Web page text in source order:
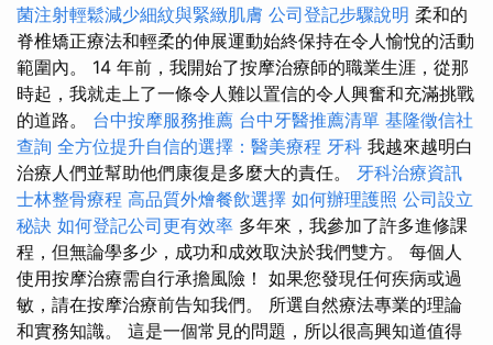
菌注射輕鬆減少細紋與緊緻肌膚 公司登記步驟說明 柔和的
脊椎矯正療法和輕柔的伸展運動始終保持在令人愉悅的活動
範圍內。 14 年前，我開始了按摩治療師的職業生涯，從那
時起，我就走上了一條令人難以置信的令人興奮和充滿挑戰
的道路。 台中按摩服務推薦 台中牙醫推薦清單 基隆徵信社
查詢 全方位提升自信的選擇：醫美療程 牙科 我越來越明白
治療人們並幫助他們康復是多麼大的責任。 牙科治療資訊
士林整骨療程 高品質外燴餐飲選擇 如何辦理護照 公司設立
秘訣 如何登記公司更有效率 多年來，我參加了許多進修課
程，但無論學多少，成功和成效取決於我們雙方。 每個人
使用按摩治療需自行承擔風險！ 如果您發現任何疾病或過
敏，請在按摩治療前告知我們。 所選自然療法專業的理論
和實務知識。 這是一個常見的問題，所以很高興知道值得